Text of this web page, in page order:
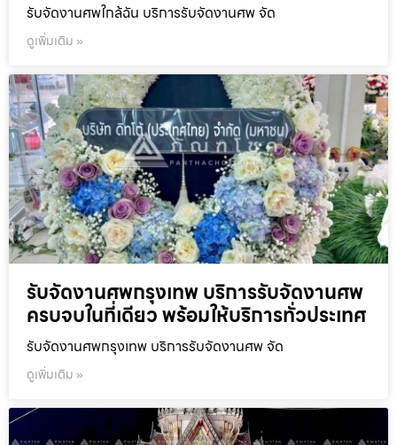
รับจัดงานศพใกล้ฉัน บริการรับจัดงานศพ จัด
ดูเพิ่มเติม »
รับจัดงานศพกรุงเทพ บริการรับจัดงานศพ
ครบจบในที่เดียว พร้อมให้บริการทั่วประเทศ
รับจัดงานศพกรุงเทพ บริการรับจัดงานศพ จัด
ดูเพิ่มเติม »